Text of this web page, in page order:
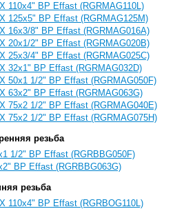
110x4" ВР Effast (RGRMAG110L)
125x5" ВР Effast (RGRMAG125M)
16x3/8" ВР Effast (RGRMAG016A)
20x1/2" ВР Effast (RGRMAG020B)
25x3/4" ВР Effast (RGRMAG025C)
32x1" ВР Effast (RGRMAG032D)
50x1 1/2" ВР Effast (RGRMAG050F)
63x2" ВР Effast (RGRMAG063G)
75x2 1/2" ВР Effast (RGRMAG040E)
75x2 1/2" ВР Effast (RGRMAG075H)
резьба
1/2" ВР Effast (RGRBBG050F)
ВР Effast (RGRBBG063G)
резьба
110x4" ВР Effast (RGRBOG110L)